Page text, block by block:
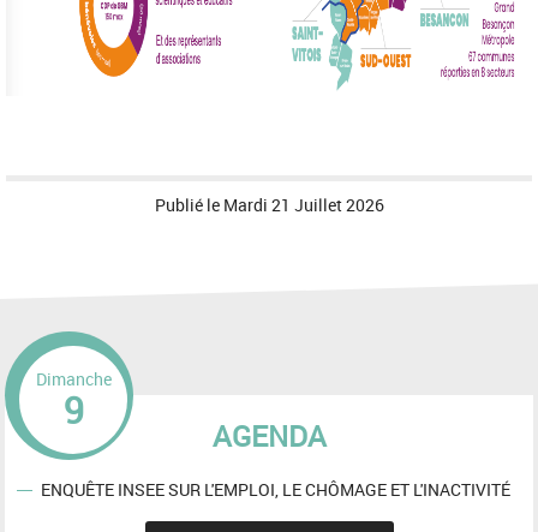
Publié le Mardi 21 Juillet 2026
AGENDA
Dimanche
9
ENQUÊTE INSEE SUR L'EMPLOI, LE CHÔMAGE ET L'INACTIVITÉ